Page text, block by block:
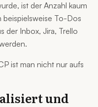
ist der Anzahl kaum
To-Dos
der Inbox, Jira, Trello
ist man nicht nur aufs
und